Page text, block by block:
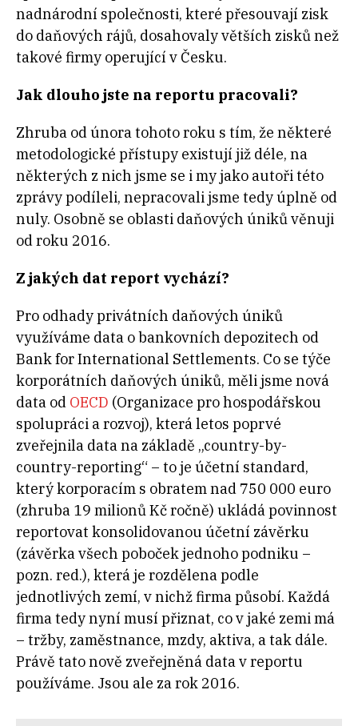
nadnárodní společnosti, které přesouvají zisk
do daňových rájů, dosahovaly větších zisků než
takové firmy operující v Česku.
Jak dlouho jste na reportu pracovali?
Zhruba od února tohoto roku s tím, že některé
metodologické přístupy existují již déle, na
některých z nich jsme se i my jako autoři této
zprávy podíleli, nepracovali jsme tedy úplně od
nuly. Osobně se oblasti daňových úniků věnuji
od roku 2016.
Z jakých dat report vychází?
Pro odhady privátních daňových úniků
využíváme data o bankovních depozitech od
Bank for International Settlements. Co se týče
korporátních daňových úniků, měli jsme nová
data od OECD (Organizace pro hospodářskou
spolupráci a rozvoj), která letos poprvé
zveřejnila data na základě „country-by-
country-reporting“ – to je účetní standard,
který korporacím s obratem nad 750 000 euro
(zhruba 19 milionů Kč ročně) ukládá povinnost
reportovat konsolidovanou účetní závěrku
(závěrka všech poboček jednoho podniku –
pozn. red.), která je rozdělena podle
jednotlivých zemí, v nichž firma působí. Každá
firma tedy nyní musí přiznat, co v jaké zemi má
– tržby, zaměstnance, mzdy, aktiva, a tak dále.
Právě tato nově zveřejněná data v reportu
používáme. Jsou ale za rok 2016.